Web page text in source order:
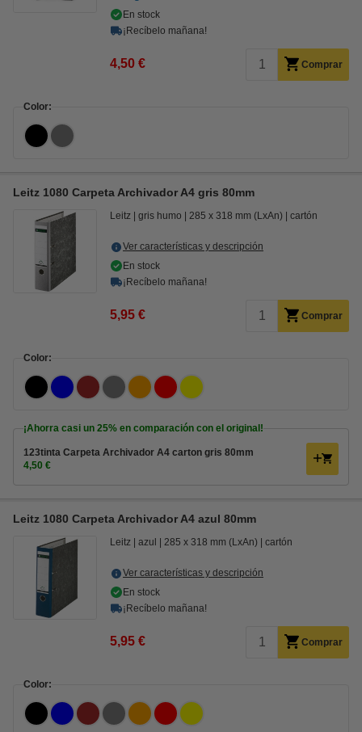
En stock
¡Recíbelo mañana!
4,50 € Comprar
Color:
Leitz 1080 Carpeta Archivador A4 gris 80mm
Leitz gris humo 285 x 318 mm (LxAn) cartón
Ver características y descripción
En stock
¡Recíbelo mañana!
5,95 € Comprar
Color:
¡Ahorra casi un 25% en comparación con el original!
123tinta Carpeta Archivador A4 carton gris 80mm
4,50 €
Leitz 1080 Carpeta Archivador A4 azul 80mm
Leitz azul 285 x 318 mm (LxAn) cartón
Ver características y descripción
En stock
¡Recíbelo mañana!
5,95 € Comprar
Color: